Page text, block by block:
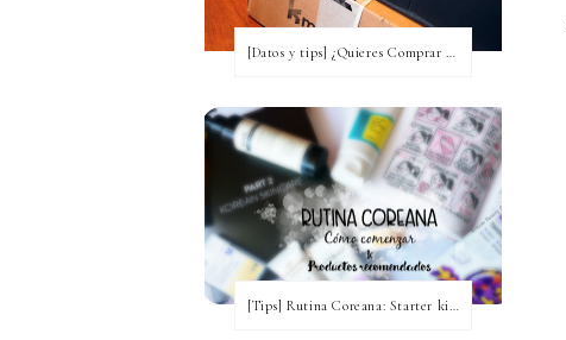
[Tips] Rutina Coreana: Starter kit para comenzar ~ Productos recomendados